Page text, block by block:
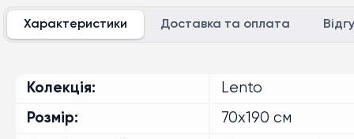
розмір 140x190 см розмір 140x200 см
розмір 160x190 см розмір 160x200 см
Характеристики Доставка та оплата
Колекція
Lento
Розмір
70x190 см